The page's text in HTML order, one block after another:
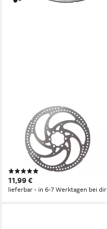
Scheibenbremse Fahrrad
Bremsscheibe 180 mm
Scheibenbremse 6 Loch mit
Schrauben
(1)
11,99 €
lieferbar - in 6-7 Werktagen bei dir